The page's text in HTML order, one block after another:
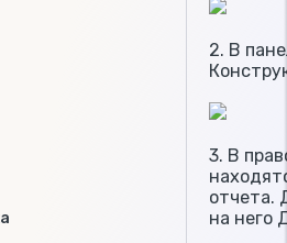
2. В
3. В
отчета.
на него